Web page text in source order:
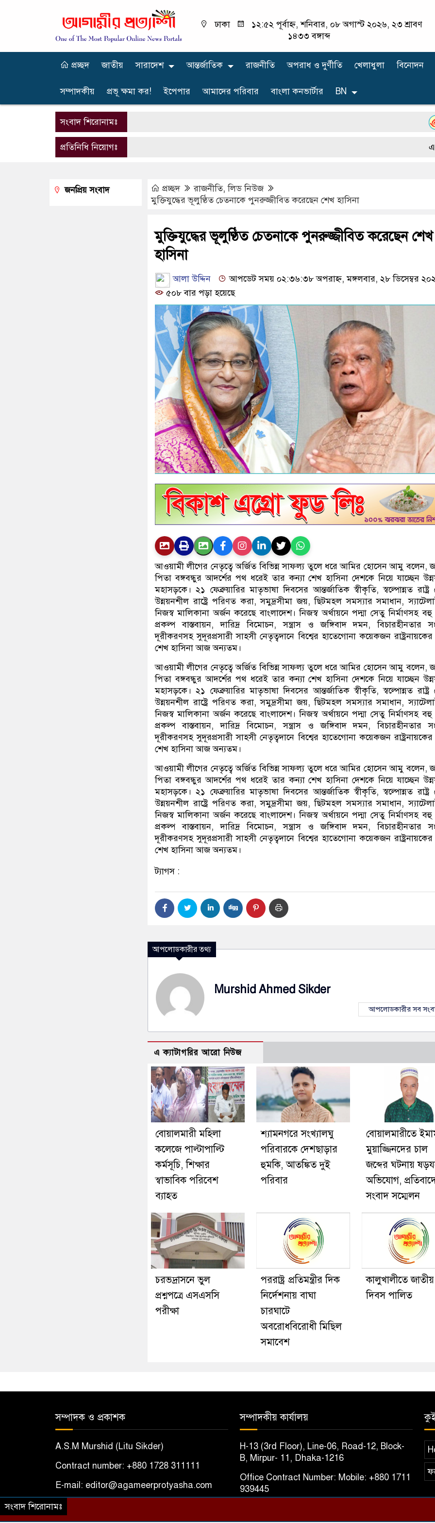
ঢাকা
১২:৫২ পূর্বাহ্ন, শনিবার, ০৮ অগাস্ট ২০২৬, ২৩ শ্রাবণ
১৪৩৩ বঙ্গাব্দ
প্রচ্ছদ জাতীয় সারাদেশ আন্তর্জাতিক রাজনীতি অপরাধ ও দুর্ণীতি খেলাধুলা বিনোদন
সম্পাদকীয় প্রভূ ক্ষমা কর! ইপেপার আমাদের পরিবার বাংলা কনভার্টার BN
সংবাদ শিরোনামঃ
প্রতিনিধি নিয়োগঃ এটি
প্রচ্ছদ রাজনীতি,লিড নিউজ
মুক্তিযুদ্ধের ভূলুণ্ঠিত চেতনাকে পুনরুজ্জীবিত করেছেন শেখ হাসিনা
মুক্তিযুদ্ধের ভূলুণ্ঠিত চেতনাকে পুনরুজ্জীবিত করেছেন শেখ
হাসিনা
আলা উদ্দিন
আপডেট সময় ০২:৩৬:৩৮ অপরাহ্ন, মঙ্গলবার, ২৮ ডিসেম্বর
৫০৮ বার পড়া হয়েছে
আওয়ামী লীগের নেতৃত্বে অর্জিত বিভিন্ন সাফল্য তুলে ধরে আমির হোসেন আমু বলেন,
পিতা বঙ্গবন্ধুর আদর্শের পথ ধরেই তার কন্যা শেখ হাসিনা দেশকে নিয়ে যাচ্ছেন
মহাসড়কে। ২১ ফেব্রুয়ারির মাতৃভাষা দিবসের আন্তর্জাতিক স্বীকৃতি, স্বল্পোন্নত রাষ্ট্র
উন্নয়নশীল রাষ্ট্রে পরিণত করা, সমুদ্রসীমা জয়, ছিটমহল সমস্যার সমাধান,
নিজস্ব মালিকানা অর্জন করেছে বাংলাদেশ। নিজস্ব অর্থায়নে পদ্মা সেতু নির্মাণসহ বহু
প্রকল্প বাস্তবায়ন, দারিদ্র বিমোচন, সন্ত্রাস ও জঙ্গিবাদ দমন, বিচারহীনতার
দূরীকরণসহ সুদূরপ্রসারী সাহসী নেতৃত্বদানে বিশ্বের হাতেগোনা কয়েকজন রাষ্ট্রনায়কের
শেখ হাসিনা আজ অন্যতম।
আওয়ামী লীগের নেতৃত্বে অর্জিত বিভিন্ন সাফল্য তুলে ধরে আমির হোসেন আমু বলেন,
পিতা বঙ্গবন্ধুর আদর্শের পথ ধরেই তার কন্যা শেখ হাসিনা দেশকে নিয়ে যাচ্ছেন
মহাসড়কে। ২১ ফেব্রুয়ারির মাতৃভাষা দিবসের আন্তর্জাতিক স্বীকৃতি, স্বল্পোন্নত রাষ্ট্র
উন্নয়নশীল রাষ্ট্রে পরিণত করা, সমুদ্রসীমা জয়, ছিটমহল সমস্যার সমাধান,
নিজস্ব মালিকানা অর্জন করেছে বাংলাদেশ। নিজস্ব অর্থায়নে পদ্মা সেতু নির্মাণসহ বহু
প্রকল্প বাস্তবায়ন, দারিদ্র বিমোচন, সন্ত্রাস ও জঙ্গিবাদ দমন, বিচারহীনতার
দূরীকরণসহ সুদূরপ্রসারী সাহসী নেতৃত্বদানে বিশ্বের হাতেগোনা কয়েকজন রাষ্ট্রনায়কের
শেখ হাসিনা আজ অন্যতম।
আওয়ামী লীগের নেতৃত্বে অর্জিত বিভিন্ন সাফল্য তুলে ধরে আমির হোসেন আমু বলেন,
পিতা বঙ্গবন্ধুর আদর্শের পথ ধরেই তার কন্যা শেখ হাসিনা দেশকে নিয়ে যাচ্ছেন
মহাসড়কে। ২১ ফেব্রুয়ারির মাতৃভাষা দিবসের আন্তর্জাতিক স্বীকৃতি, স্বল্পোন্নত রাষ্ট্র
উন্নয়নশীল রাষ্ট্রে পরিণত করা, সমুদ্রসীমা জয়, ছিটমহল সমস্যার সমাধান,
নিজস্ব মালিকানা অর্জন করেছে বাংলাদেশ। নিজস্ব অর্থায়নে পদ্মা সেতু নির্মাণসহ বহু
প্রকল্প বাস্তবায়ন, দারিদ্র বিমোচন, সন্ত্রাস ও জঙ্গিবাদ দমন, বিচারহীনতার
দূরীকরণসহ সুদূরপ্রসারী সাহসী নেতৃত্বদানে বিশ্বের হাতেগোনা কয়েকজন রাষ্ট্রনায়কের
শেখ হাসিনা আজ অন্যতম।
ট্যাগস :
আপলোডকারীর তথ্য
Murshid Ahmed Sikder
আপলোডকারীর সব
এ ক্যাটাগরির আরো নিউজ
বোয়ালমারী মহিলা
কলেজে পাল্টাপাল্টি
কর্মসূচি, শিক্ষার
স্বাভাবিক পরিবেশ
ব্যাহত
শ্যামনগরে সংখ্যালঘু
পরিবারকে দেশছাড়ার
হুমকি, আতঙ্কিত দুই
পরিবার
বোয়ালমারীতে
মুয়াজ্জিনদের চাল
জব্দের ঘটনায়
অভিযোগ,
সংবাদ সম্মেলন
চরভদ্রাসনে ভুল
প্রশ্নপত্রে এসএসসি
পরীক্ষা
পররাষ্ট্র প্রতিমন্ত্রীর দিক
নির্দেশনায় বাঘা
চারঘাটে
অবরোধবিরোধী মিছিল
সমাবেশ
কালুখালীতে
দিবস পালিত
জনপ্রিয় সংবাদ
সম্পাদক ও প্রকাশক
A.S.M Murshid (Litu Sikder)
Contract number: +880 1728 311111
E-mail: editor@agameerprotyasha.com
সম্পাদকীয় কার্যালয়
H-13 (3rd Floor), Line-06, Road-12, Block-
B, Mirpur- 11, Dhaka-1216
Office Contract Number: Mobile: +880 1711
939445
সংবাদ শিরোনামঃ